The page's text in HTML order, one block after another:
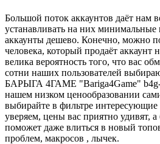
Большой поток аккаунтов даёт нам
устанавливать на них минимальные
аккаунты дешево. Конечно, можно
человека, который продаёт аккаунт
велика вероятность того, что вас
сотни наших пользователей
БАРЫГА 4ГАМЕ "Bariga4Game" b4g-
нашем низком ценообразовании
выбирайте в фильтре интересующие
уверяем, цены вас приятно удивят,
поможет даже влиться в новый
проблем, макросов , лычек.